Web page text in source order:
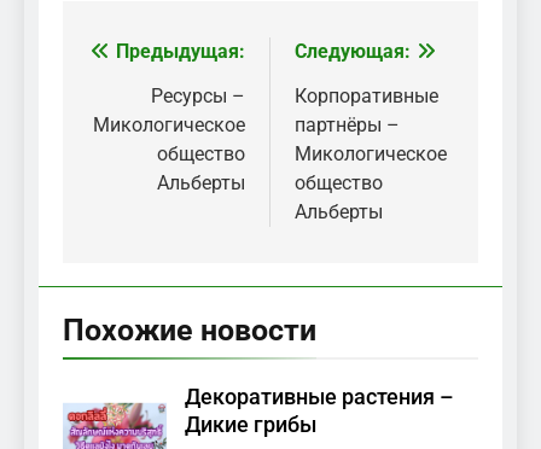
Навигация
записям
Предыдущая:
Ресурсы –
Микологическое
общество
Альберты
Следующая:
Корпоративные
партнёры –
Микологическое
общество
Альберты
Похожие новости
Декоративные растения –
Дикие грибы